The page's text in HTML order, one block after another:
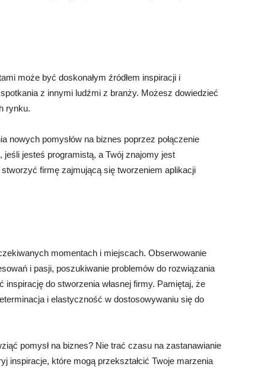
może być doskonałym źródłem inspiracji i
z innymi ludźmi z branży. Możesz dowiedzieć
rynku.
nowych pomysłów na biznes poprzez połączenie
jesteś programistą, a Twój znajomy jest
firmę zajmującą się tworzeniem aplikacji
momentach i miejscach. Obserwowanie
i pasji, poszukiwanie problemów do rozwiązania
do stworzenia własnej firmy. Pamiętaj, że
i elastyczność w dostosowywaniu się do
pomysł na biznes? Nie trać czasu na zastanawianie
inspiracje, które mogą przekształcić Twoje marzenia